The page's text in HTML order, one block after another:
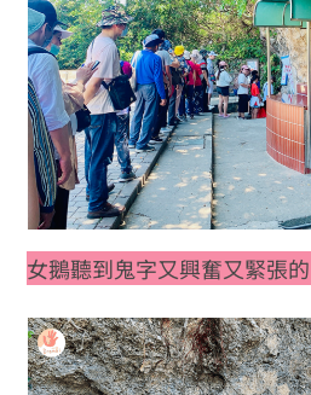
女鵝聽到鬼字又興奮又緊張的